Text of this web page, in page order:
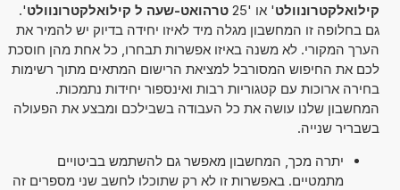
קילואלקטרונוולט' או '25 טרהואט-שעה ל קילואלקטרונוולט'.
גם בחלופה זו המחשבון מגלה מיד לאיזו יחידה בדיוק יש להמיר את
הערך המקורי. לא משנה באיזו אפשרות תבחרו, כל אחת מהן חוסכת
לכם את החיפוש המסורבל למציאת הרישום המתאים מתוך רשימות
בחירה ארוכות עם קטגוריות רבות ואינספור יחידות נתמכות.
המחשבון שלנו עושה את כל העבודה בשבילכם ומבצע את הפעולה
בשבריר שנייה.
יתרה מכך, המחשבון מאפשר גם להשתמש בביטויים
מתמטיים. באפשרות זו לא רק שתוכלו לחשב שני מספרים זה